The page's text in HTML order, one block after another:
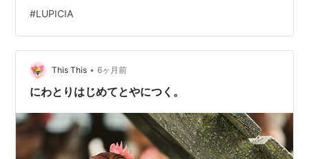
#LUPICIA
This This • 6ヶ月前
にわとりはじめてとやにつく。